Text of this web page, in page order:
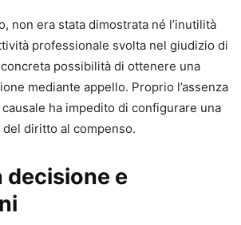
non era stata dimostrata né l’inutilità
professionale svolta nel giudizio di
possibilità di ottenere una
mediante appello. Proprio l’assenza
ha impedito di configurare una
diritto al compenso.
decisione e